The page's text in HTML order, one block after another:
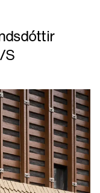
S